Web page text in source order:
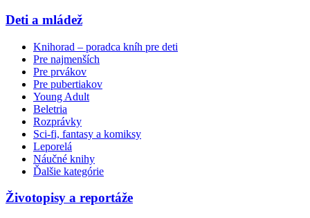
Deti a mládež
Knihorad – poradca kníh pre deti
Pre najmenších
Pre prvákov
Pre pubertiakov
Young Adult
Beletria
Rozprávky
Sci-fi, fantasy a komiksy
Leporelá
Náučné knihy
Ďalšie kategórie
Životopisy a reportáže